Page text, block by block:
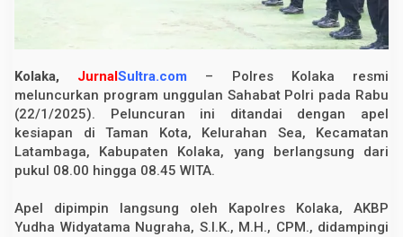
S
a
a
b
a
t
P
r
Kolaka, JurnalSultra.com – Polres Kolaka resmi
meluncurkan program unggulan Sahabat Polri pada Rabu
(22/1/2025). Peluncuran ini ditandai dengan apel
kesiapan di Taman Kota, Kelurahan Sea, Kecamatan
Latambaga, Kabupaten Kolaka, yang berlangsung dari
pukul 08.00 hingga 08.45 WITA.
Apel dipimpin langsung oleh Kapolres Kolaka, AKBP
Yudha Widyatama Nugraha, S.I.K., M.H., CPM., didampingi